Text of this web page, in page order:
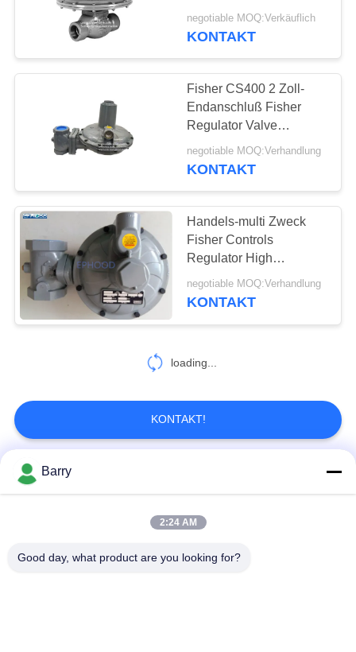
druckreduzierenden
Regler
negotiable MOQ:Verkäuflich
KONTAKT
Fisher CS400 2 Zoll-
Endanschluß Fisher
Regulator Valve
CS400IN8EC8
verwenden auf Gas-
negotiable MOQ:Verhandlung
KONTAKT
Handels-multi Zweck
Fisher Controls
Regulator High
Flexibilitys
negotiable MOQ:Verhandlung
KONTAKT
loading...
KONTAKT!
Beliebte Kategorien
Barry
2:24 AM
Good day, what product are you looking for?